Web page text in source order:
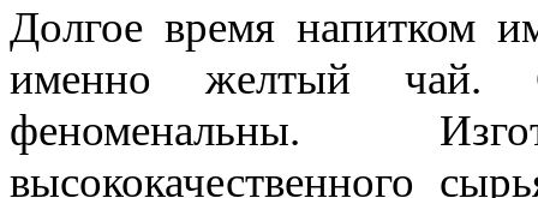
Долгое время напитком
именно желтый чай.
феноменальны.
высококачественного